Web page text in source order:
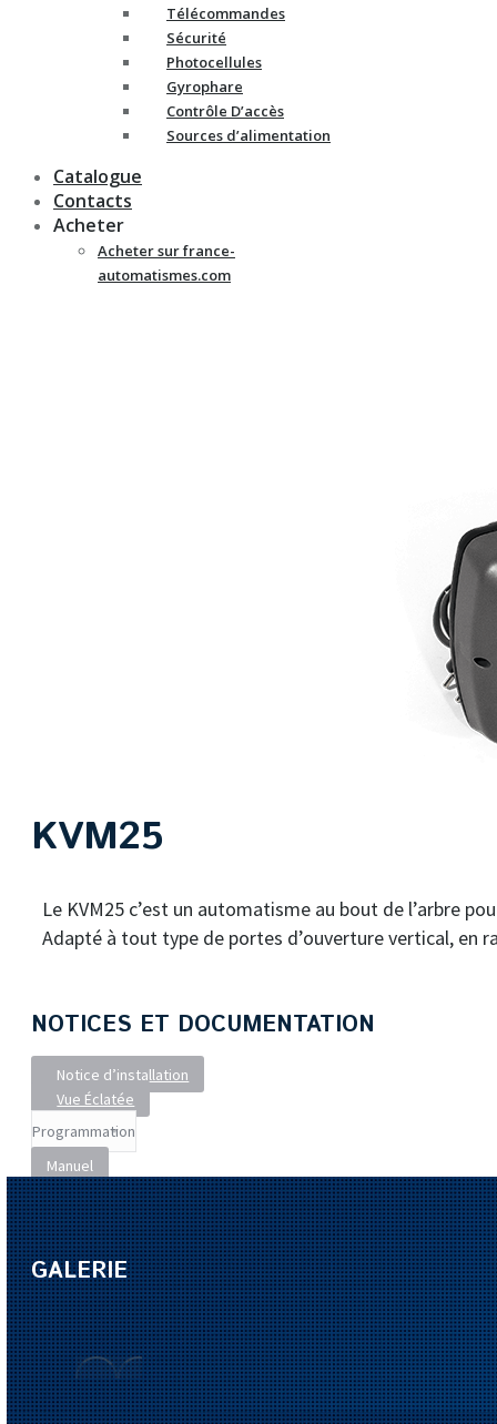
Télécommandes
Sécurité
Photocellules
Gyrophare
Contrôle D’accès
Sources d’alimentation
Catalogue
Contacts
Acheter
Acheter sur france-
automatismes.com
KVM25
Le KVM25 c’est un automatisme au bout de l’arbre
Adapté à tout type de portes d’ouverture vertical, en
NOTICES ET DOCUMENTATION
Notice d’installation
Vue Éclatée
Manuel
GALERIE